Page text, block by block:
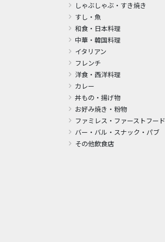
しゃぶしゃぶ・すき焼き
すし・魚
和食・日本料理
中華・韓国料理
イタリアン
フレンチ
洋食・西洋料理
カレー
丼もの・揚げ物
お好み焼き・粉物
ファミレス・ファーストフード
バー・バル・スナック・パブ
その他飲食店